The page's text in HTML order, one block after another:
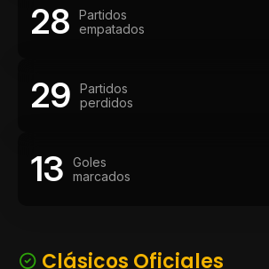
28
Partidos
empatados
29
Partidos
perdidos
13
Goles
marcados
Clásicos Oficiales